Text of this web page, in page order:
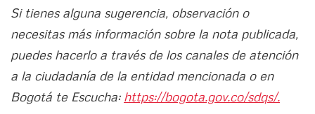
Si tienes alguna sugerencia, observación o
necesitas más información sobre la nota publicada,
puedes hacerlo a través de los canales de atención
a la ciudadanía de la entidad mencionada o en
Bogotá te Escucha: https://bogota.gov.co/sdqs/.